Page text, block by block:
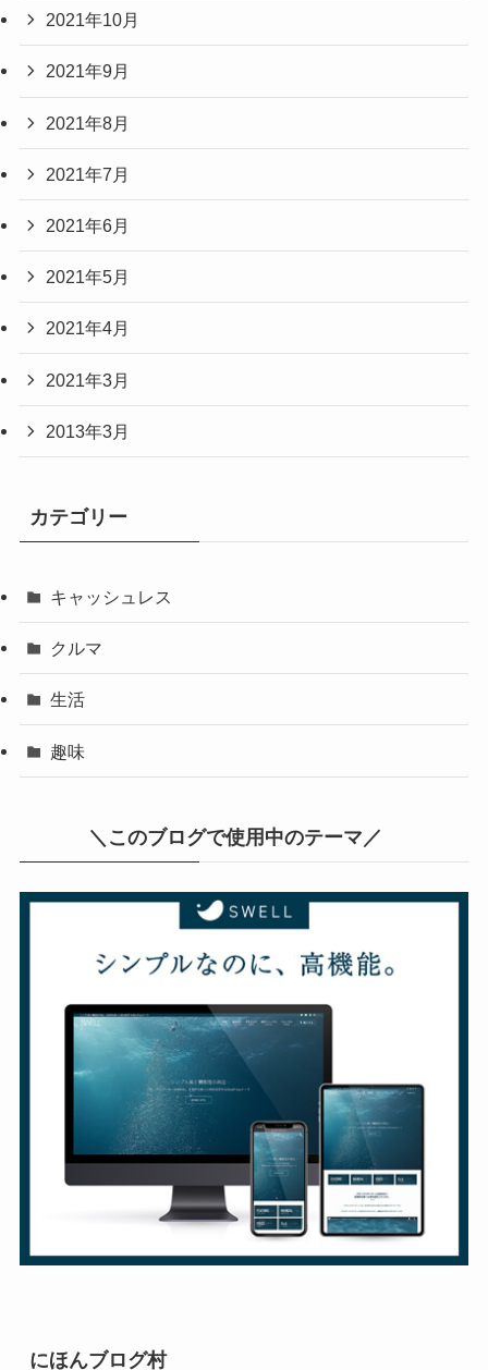
2021年10月
2021年9月
2021年8月
2021年7月
2021年6月
2021年5月
2021年4月
2021年3月
2013年3月
カテゴリー
キャッシュレス
クルマ
生活
趣味
＼このブログで使用中のテーマ／
にほんブログ村